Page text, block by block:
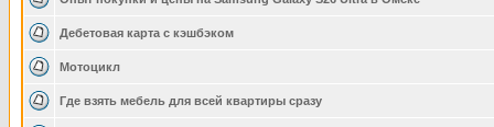
Дебетовая карта с кэшбэком
Мотоцикл
Где взять мебель для всей квартиры сразу